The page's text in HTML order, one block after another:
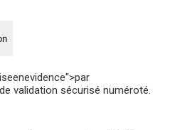
validation sécurisé numéroté.